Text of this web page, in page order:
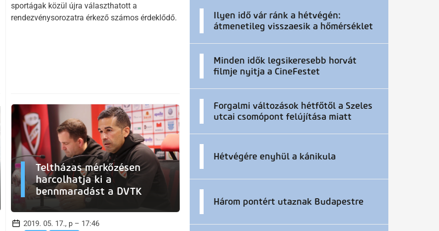
sportágak közül újra választhatott a
rendezvénysorozatra érkező számos érdeklődő.
Teltházas mérkőzésen
harcolhatja ki a
bennmaradást a DVTK
2019. 05. 17., p – 17:46
Ilyen idő vár ránk a hétvégén:
átmenetileg visszaesik a hőmérséklet
Minden idők legsikeresebb horvát
filmje nyitja a CineFestet
Forgalmi változások hétfőtől a Szeles
utcai csomópont felújítása miatt
Hétvégére enyhül a kánikula
Három pontért utaznak Budapestre